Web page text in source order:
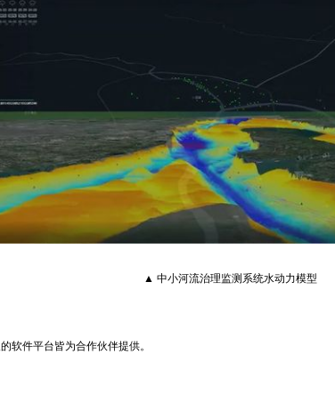
▲ 中小河流治理监测系统水动力模型
软件平台皆为合作伙伴提供。